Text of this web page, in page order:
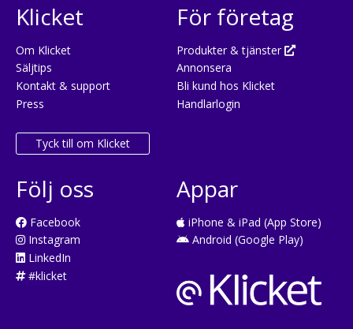
Klicket
Om Klicket
Säljtips
Kontakt & support
Press
Tyck till om Klicket
För företag
Produkter & tjänster
Annonsera
Bli kund hos Klicket
Handlarlogin
Följ oss
Facebook
Instagram
LinkedIn
#klicket
Appar
iPhone & iPad (App Store)
Android (Google Play)